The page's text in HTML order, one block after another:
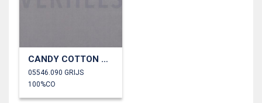
CANDY COTTON GOTS
05546.090 GRIJS
100%CO